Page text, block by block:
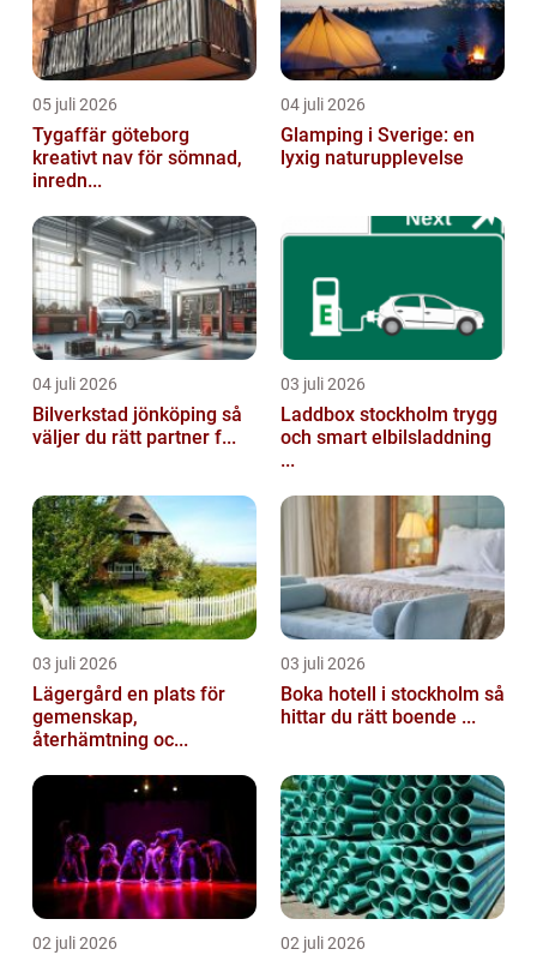
05 juli 2026
Tygaffär göteborg
kreativt nav för sömnad,
inredn...
04 juli 2026
Glamping i Sverige: en
lyxig naturupplevelse
04 juli 2026
Bilverkstad jönköping så
väljer du rätt partner f...
03 juli 2026
Laddbox stockholm trygg
och smart elbilsladdning
...
03 juli 2026
Lägergård en plats för
gemenskap,
återhämtning oc...
03 juli 2026
Boka hotell i stockholm så
hittar du rätt boende ...
02 juli 2026 02 juli 2026